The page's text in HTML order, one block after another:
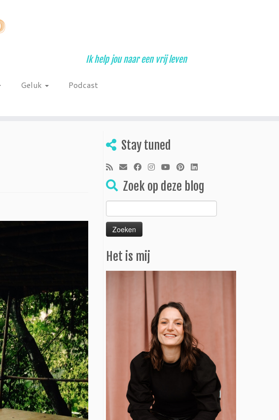
Ik help jou naar een vrij leven
Geluk
Podcast
Stay tuned
Zoek op deze blog
Zoeken
naar:
Het is mij